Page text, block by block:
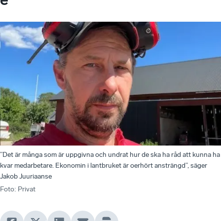
”Det är många som är uppgivna och undrat hur de ska ha råd att kunna ha
kvar medarbetare. Ekonomin i lantbruket är oerhört ansträngd”, säger
Jakob Juuriaanse
Foto: Privat